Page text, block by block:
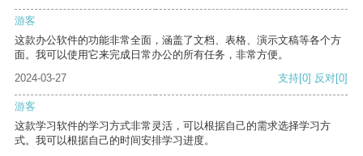
游客
这款办公软件的功能非常全面，涵盖了文档、表格、演示文稿等各个方
面。我可以使用它来完成日常办公的所有任务，非常方便。
2024-03-27
支持[0] 反对[0]
游客
这款学习软件的学习方式非常灵活，可以根据自己的需求选择学习方
式。我可以根据自己的时间安排学习进度。